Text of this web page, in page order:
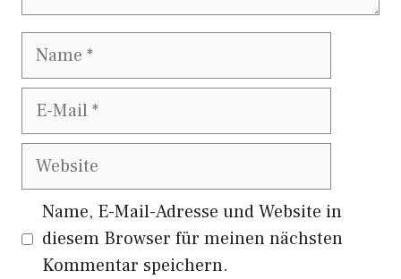
Name
E-
Website
Name, E-Mail-Adresse und Website in
diesem Browser für meinen nächsten
Kommentar speichern.